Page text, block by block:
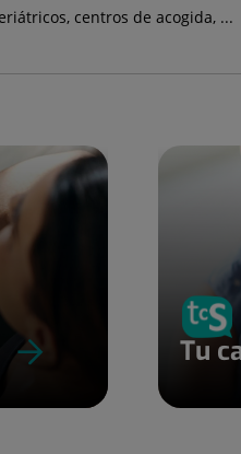
centros de acogida, ...
Tu